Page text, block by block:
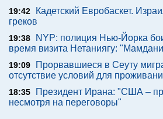
19:42
Кадетский Евробаскет.
греков
19:38
NYP: полиция Нью-Йорка
время визита Нетаниягу:
19:09
Прорвавшиеся в Сеуту
отсутствие условий для
18:35
Президент Ирана: "США –
несмотря на переговоры"